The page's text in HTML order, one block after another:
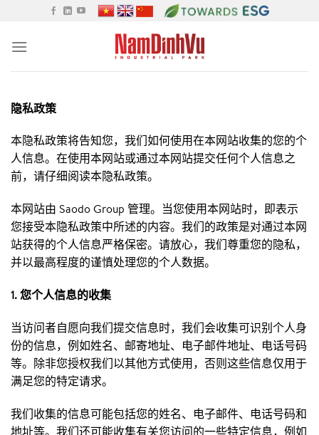
content
隐私政策
本隐私政策将告知您，我们如何使用在本网站收集的您的个
人信息。在使用本网站或通过本网站提交任何个人信息之
前，请仔细阅读本隐私政策。
本网站由 Saodo Group 管理。当您使用本网站时，即表示
您接受本隐私政策中所述的内容。我们的政策是对通过本网
站获得的个人信息严格保密。请放心，我们尊重您的隐私，
并以最高程度的谨慎处理您的个人数据。
1. 您个人信息的收集
当访问者自愿向我们提交信息时，我们会收集可识别个人身
份的信息，例如姓名、邮寄地址、电子邮件地址、电话号码
等。除非您授权我们以其他方式使用，否则这些信息仅用于
满足您的特定请求。
我们收集的信息可能包括您的姓名、电子邮件、电话号码和
地址等。我们还可能收集有关您访问的一些特定信息，例如